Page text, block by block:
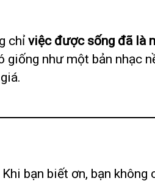
chỉ việc được sống đã là
như một bản nhạc
Khi bạn biết ơn, bạn không